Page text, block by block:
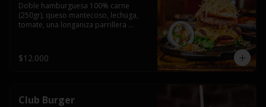
Doble hamburguesa 100% carne
(250gr), queso mantecoso, lechuga,
tomate, una longaniza parrillera
papas fritas.
$12.000
Club Burger